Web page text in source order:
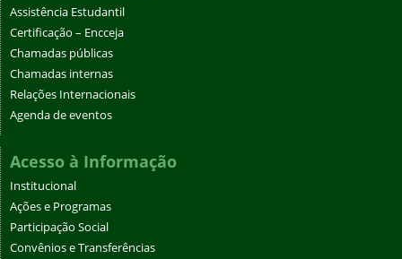
Assistência Estudantil
Certificação – Encceja
Chamadas públicas
Chamadas internas
Relações Internacionais
Agenda de eventos
Acesso à Informação
Institucional
Ações e Programas
Participação Social
Convênios e Transferências